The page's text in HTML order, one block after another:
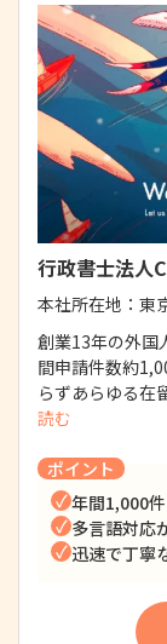
行政書士法人
本社所在地： 東
創業13年の外国
間申請件数約
らずあらゆる在
読む
ポイント
年間1,000
多言語対応
迅速で丁寧